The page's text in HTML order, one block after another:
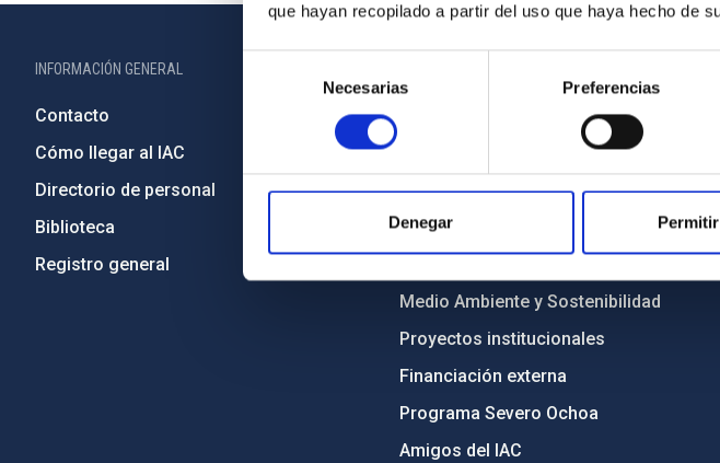
que hayan recopilado a partir del uso que haya hecho de
consentimiento
Necesarias Preferencias
Denegar
INFORMACIÓN GENERAL
Contacto
Cómo llegar al IAC
Directorio de personal
Biblioteca
Registro general
Código ético y política antifraude
Igualdad y diversidad de género
Medio Ambiente y Sostenibilidad
Proyectos institucionales
Financiación externa
Programa Severo Ochoa
Amigos del IAC